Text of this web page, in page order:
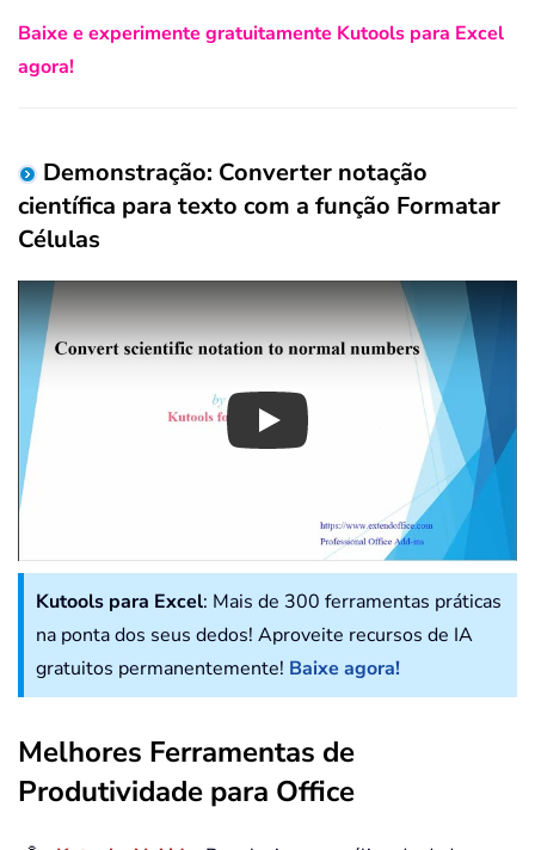
Baixe e experimente gratuitamente Kutools para Excel
agora!
Demonstração: Converter notação
científica para texto com a função Formatar
Células
Play
Kutools para Excel: Mais de 300 ferramentas práticas
na ponta dos seus dedos! Aproveite recursos de IA
gratuitos permanentemente! Baixe agora!
Melhores Ferramentas de
Produtividade para Office